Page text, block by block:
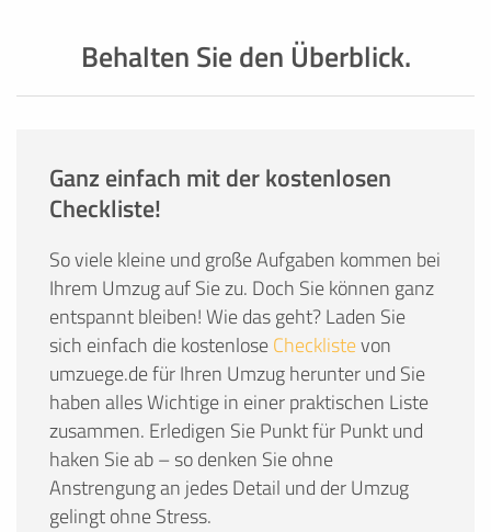
Behalten Sie den Überblick.
Ganz einfach mit der kostenlosen
Checkliste!
So viele kleine und große Aufgaben kommen bei
Ihrem Umzug auf Sie zu. Doch Sie können ganz
entspannt bleiben! Wie das geht? Laden Sie
sich einfach die kostenloseChecklistevon
umzuege.de für Ihren Umzug herunter und Sie
haben alles Wichtige in einer praktischen Liste
zusammen. Erledigen Sie Punkt für Punkt und
haken Sie ab – so denken Sie ohne
Anstrengung an jedes Detail und der Umzug
gelingt ohne Stress.